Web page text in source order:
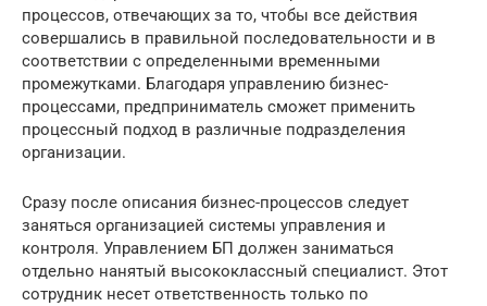
процессов, отвечающих за то, чтобы все действия
совершались в правильной последовательности и в
соответствии с определенными временными
промежутками. Благодаря управлению бизнес-
процессами, предприниматель сможет применить
процессный подход в различные подразделения
организации.
Сразу после описания бизнес-процессов следует
заняться организацией системы управления и
контроля. Управлением БП должен заниматься
отдельно нанятый высококлассный специалист. Этот
сотрудник несет ответственность только по